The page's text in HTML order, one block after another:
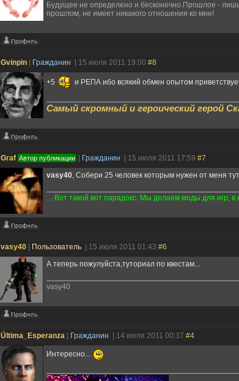
Будущее не определено и бесконечно.Прошлое -
прошлом, не имеет никакого отношения ко мне!
Gvinpin Гражданин | 15 июля 2011 19:00 #8
+5 и РЕПА ибо всякий обмен опытом
Самый скромный и героический герой
Graf Автор публикации Гражданин | 15 июля 2011 17:59 #7
vasy40, Собери 25 человек которым нужен от меня
...-Вот такой вот парадокс. Мы делаем моды для игр, в
vasy40 Пользователь | 15 июля 2011 01:43 #6
А теперь пожулуйста,туториал по квестам...
vasy40
Última_Esperanza Гражданин | 14 июля 2011 00:37 #4
Интересно...